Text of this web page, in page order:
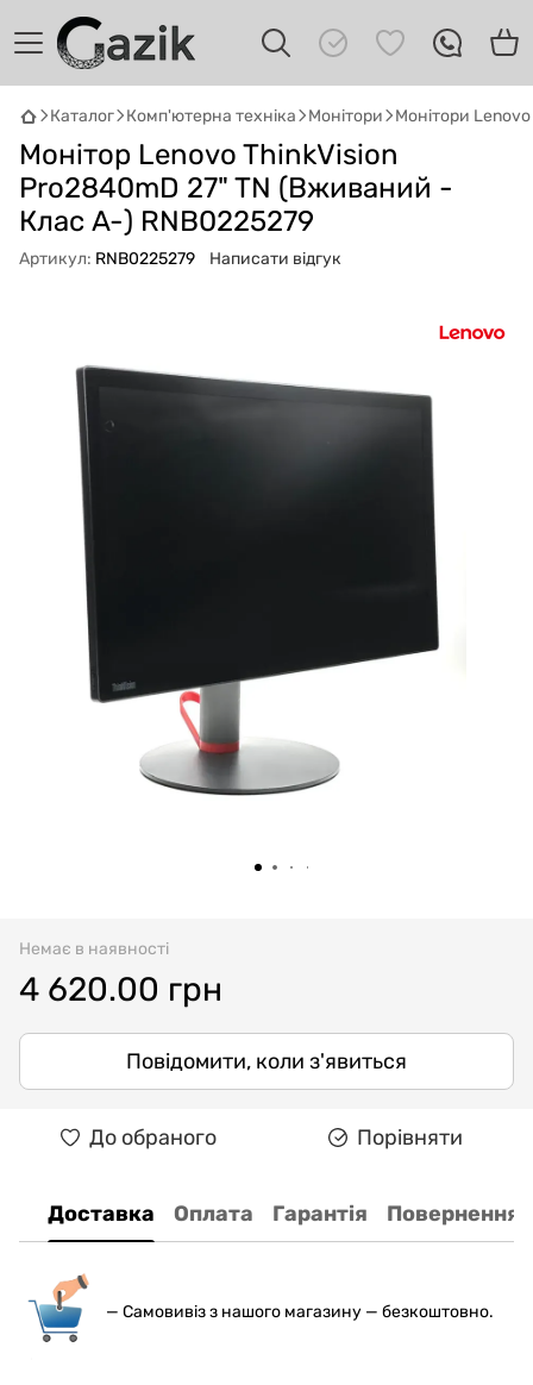
Каталог Комп'ютерна техніка Монітори Монітори Lenovo
Монітор Lenovo ThinkVision
Pro2840mD 27" TN (Вживаний -
Клас A-) RNB0225279
Артикул: RNB0225279 Написати відгук
Немає в наявності
4 620.00 грн
Повідомити, коли з'явиться
До обраного Порівняти
Доставка Оплата Гарантія Повернення
— Самовивіз з нашого магазину — безкоштовно.
AI
Онлайн · пошук техніки
Привіт! 👋 Я Gazik AI — допоможу
Що шукаєш?